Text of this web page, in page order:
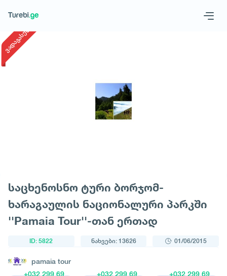
მოითხოვე ტური
ვადაგასული
საცხენოსნო ტური ბორჯომ-
ხარაგაულის ნაციონალური პარკში
''Pamaia Tour''-თან ერთად
ID: 5822 ნახვები: 13626 01/06/2015
pamaia tour
+032 299 69
+032 299 69
+032 299 69